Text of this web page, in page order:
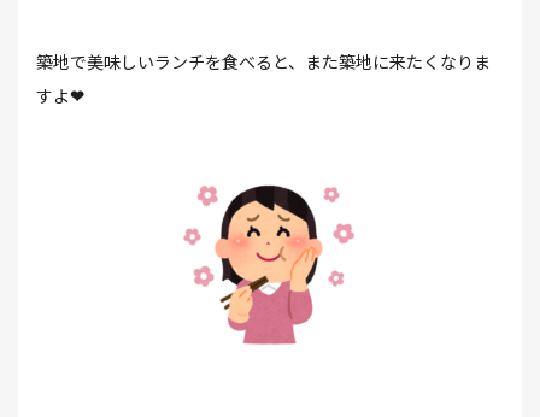
築地で美味しいランチを食べると、また築地に来たくなりま
すよ❤